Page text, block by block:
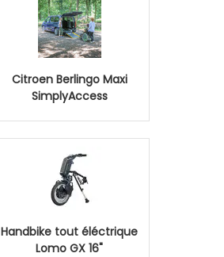
Citroen Berlingo Maxi
SimplyAccess
Handbike tout éléctrique
Lomo GX 16"